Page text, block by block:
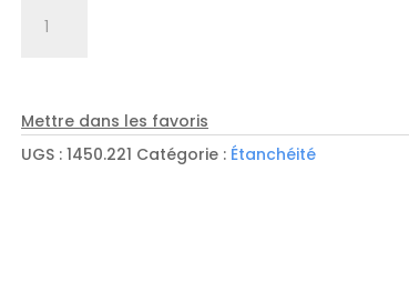
raccord
tournant
1/2'
Mettre dans les favoris
UGS :1450.221 Catégorie : Étanchéité